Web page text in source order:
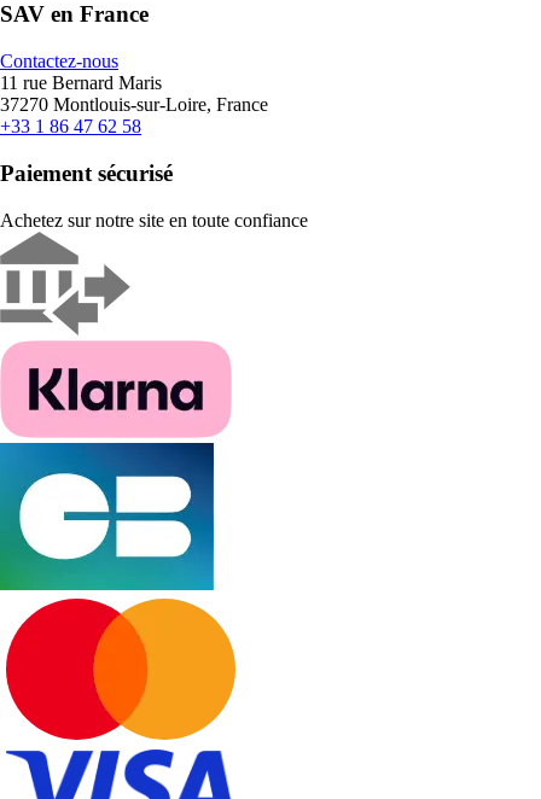
SAV en France
Contactez-nous
11 rue Bernard Maris
37270 Montlouis-sur-Loire, France
+33 1 86 47 62 58
Paiement sécurisé
Achetez sur notre site en toute confiance